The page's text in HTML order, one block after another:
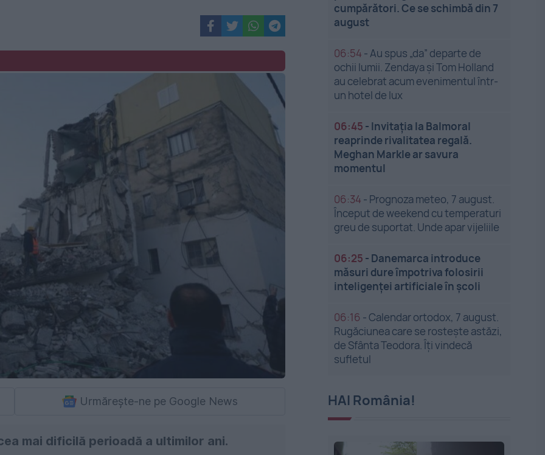
Urmărește-ne pe Google News
mai dificilă perioadă a ultimilor ani.
cumpărători. Ce se schimbă din 7
august
06:54 -Au spus „da” departe de
ochii lumii. Zendaya și Tom Holland
au celebrat acum evenimentul într-
un hotel de lux
06:45 - Invitația la Balmoral
reaprinde rivalitatea regală.
Meghan Markle ar savura
momentul
06:34 - Prognoza meteo, 7 august.
Început de weekend cu temperaturi
greu de suportat. Unde apar vijeliile
06:25 - Danemarca introduce
măsuri dure împotriva folosirii
inteligenței artificiale în școli
06:16 -Calendar ortodox, 7 august.
Rugăciunea care se rostește astăzi,
de Sfânta Teodora. Îți vindecă
sufletul
HAI România!